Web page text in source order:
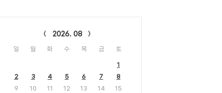
2026. 08
일 월 화 수 목 금 토
1
2
3 4 5 6 7
8
9
10 11 12 13 14
15